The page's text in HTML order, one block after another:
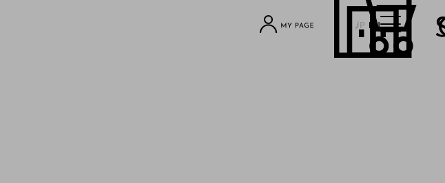
JP EN